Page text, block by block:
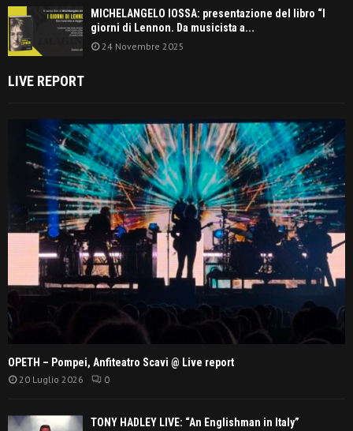
MICHELANGELO IOSSA: presentazione del libro “I
giorni di Lennon. Da musicista a...
24 Novembre 2025
LIVE REPORT
OPETH – Pompei, Anfiteatro Scavi @ Live report
20 Luglio 2026 0
TONY HADLEY LIVE: “An Englishman in Italy”